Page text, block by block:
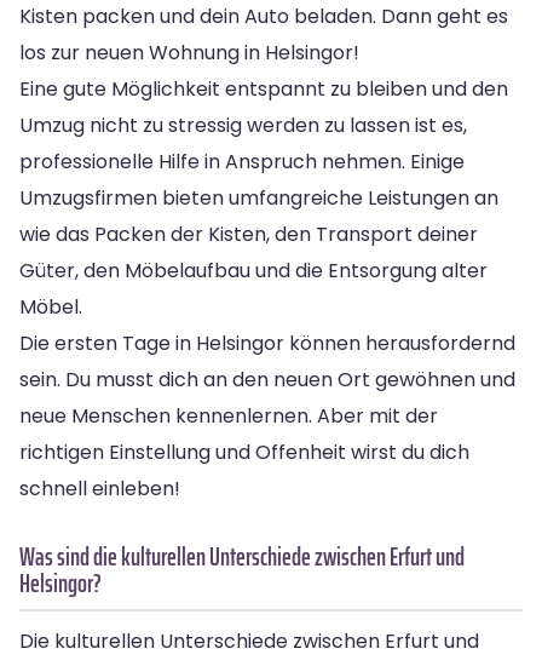
Kisten packen und dein Auto beladen. Dann geht es
los zur neuen Wohnung in Helsingor!
Eine gute Möglichkeit entspannt zu bleiben und den
Umzug nicht zu stressig werden zu lassen ist es,
professionelle Hilfe in Anspruch nehmen. Einige
Umzugsfirmen bieten umfangreiche Leistungen an
wie das Packen der Kisten, den Transport deiner
Güter, den Möbelaufbau und die Entsorgung alter
Möbel.
Die ersten Tage in Helsingor können herausfordernd
sein. Du musst dich an den neuen Ort gewöhnen und
neue Menschen kennenlernen. Aber mit der
richtigen Einstellung und Offenheit wirst du dich
schnell einleben!
Was sind die kulturellen Unterschiede zwischen Erfurt und
Helsingor?
Die kulturellen Unterschiede zwischen Erfurt und